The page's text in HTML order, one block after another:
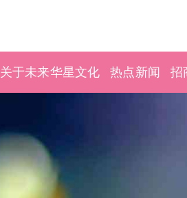
关于未来华星文化 热点新闻 招